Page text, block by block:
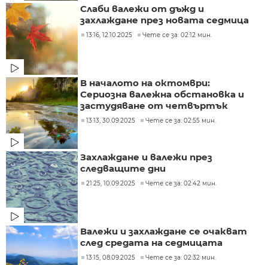
Слаби валежи от дъжд и
захлаждане през новата седмица
13:16, 12.10.2025 Чете се за: 02:12 мин.
В началото на октомври:
Сериозна валежна обстановка и
застудяване от четвъртък
13:13, 30.09.2025 Чете се за: 02:55 мин.
Захлаждане и валежи през
следващите дни
21:25, 10.09.2025 Чете се за: 02:42 мин.
Валежи и захлаждане се очакват
след средата на седмицата
13:15, 08.09.2025 Чете се за: 02:32 мин.